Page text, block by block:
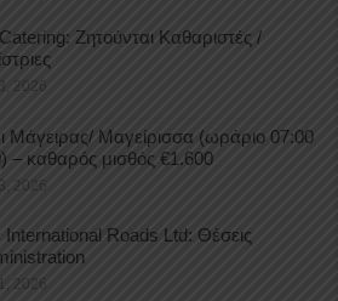
Ζητούνται Καθαριστές /
2026
Μάγειρας/ Μαγείρισσα (ωράριο 07:00
– καθαρός μισθός €1.600
2026
Roads Ltd: Θέσεις
2026